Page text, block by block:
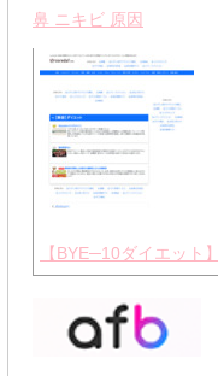
鼻 ニキビ 原因
【BYE─10ダイエット】